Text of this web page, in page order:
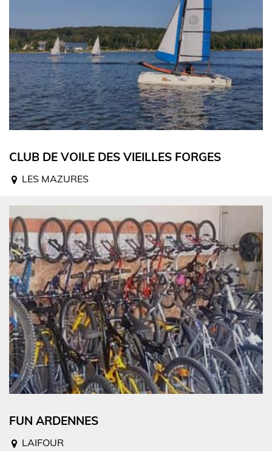
CLUB DE VOILE DES VIEILLES FORGES
LES MAZURES
FUN ARDENNES
LAIFOUR